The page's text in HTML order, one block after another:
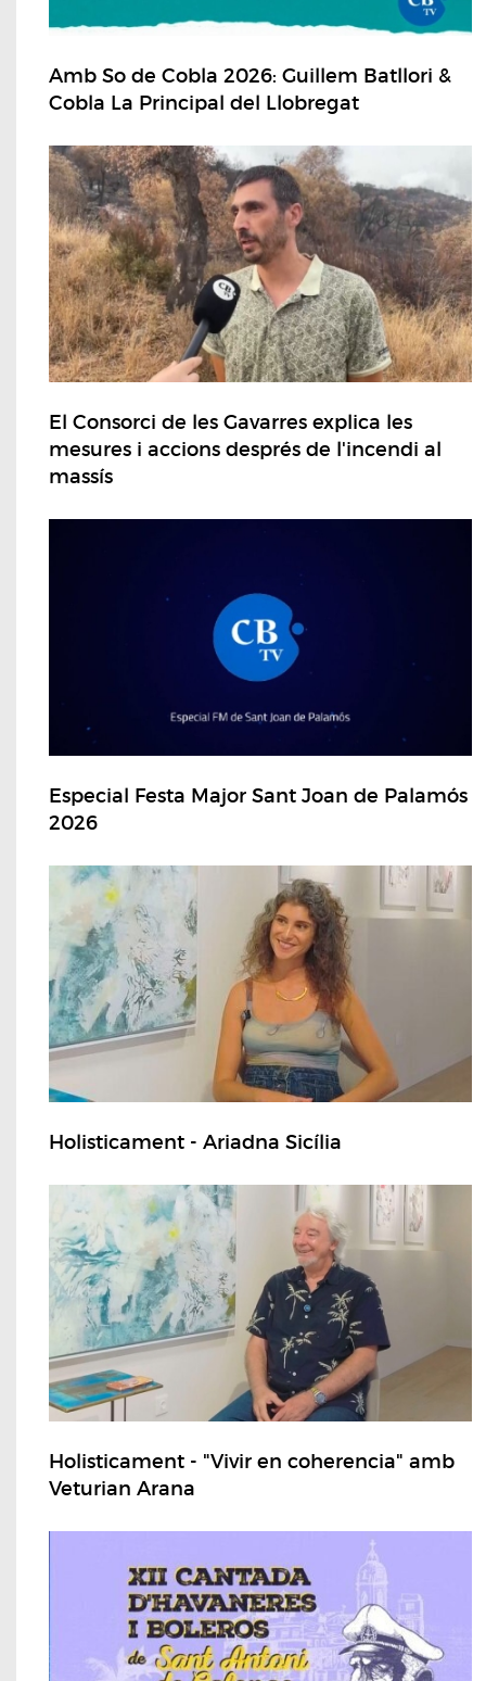
Amb So de Cobla 2026: Guillem Batllori &
Cobla La Principal del Llobregat
El Consorci de les Gavarres explica les
mesures i accions després de l'incendi al
massís
Especial Festa Major Sant Joan de Palamós
2026
Holisticament - Ariadna Sicília
Holisticament - "Vivir en coherencia" amb
Veturian Arana